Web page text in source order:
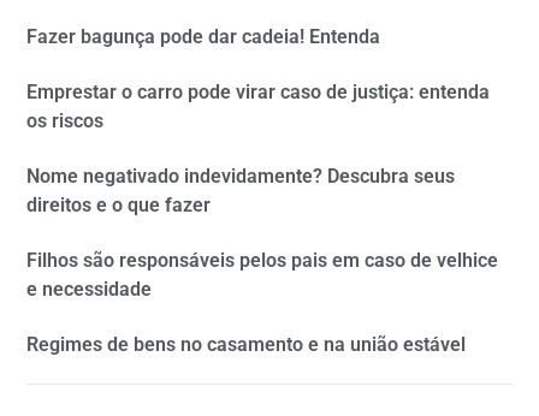
Fazer bagunça pode dar cadeia! Entenda
Emprestar o carro pode virar caso de justiça: entenda
os riscos
Nome negativado indevidamente? Descubra seus
direitos e o que fazer
Filhos são responsáveis pelos pais em caso de velhice
e necessidade
Regimes de bens no casamento e na união estável